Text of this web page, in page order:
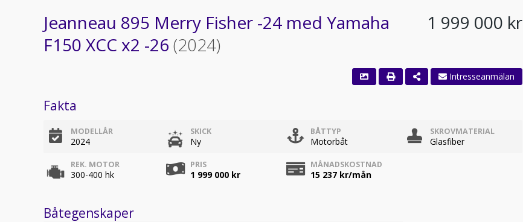
Jeanneau 895 Merry Fisher -24 med Yamaha
F150 XCC x2 -26 (2024)
1 999 000 kr
Fakta
MODELLÅR
2024
SKICK
Ny
BÅTTYP
Motorbåt
SKROVMATERIAL
Glasfiber
REK. MOTOR
300-400 hk
PRIS
1 999 000 kr
MÅNADSKOSTNAD
15 237kr/mån
Båtegenskaper